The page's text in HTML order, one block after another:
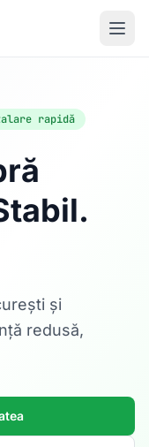
rapidă
și
redusă,
ta.